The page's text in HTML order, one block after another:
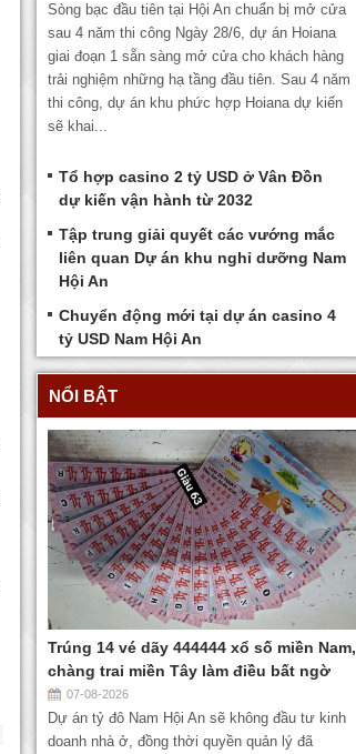
Sòng bạc đầu tiên tại Hội An chuẩn bị mở cửa
sau 4 năm thi công Ngày 28/6, dự án Hoiana
giai đoạn 1 sẵn sàng mở cửa cho khách hàng
trải nghiệm những hạ tầng đầu tiên. Sau 4 năm
thi công, dự án khu phức hợp Hoiana dự kiến
sẽ khai...
Tổ hợp casino 2 tỷ USD ở Vân Đồn
dự kiến vận hành từ 2032
Tập trung giải quyết các vướng mắc
liên quan Dự án khu nghỉ dưỡng Nam
Hội An
Chuyển động mới tại dự án casino 4
tỷ USD Nam Hội An
NỔI BẬT
Trúng 14 vé dãy 444444 xổ số miền Nam,
chàng trai miền Tây làm điều bất ngờ
07-08-2026
Dự án tỷ đô Nam Hội An sẽ không đầu tư kinh
doanh nhà ở, đồng thời quyền quản lý đã